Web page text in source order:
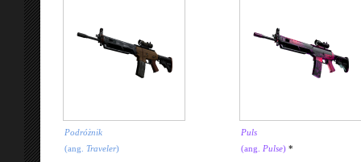
Podróżnik
(ang. Traveler)
Puls
(ang.
Pulse)*